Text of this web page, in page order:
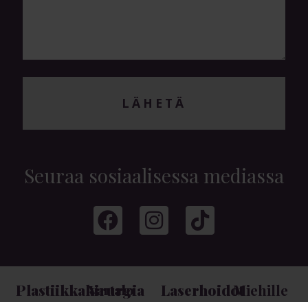
LÄHETÄ
Seuraa sosiaalisessa mediassa
Plastiikkakirurgia
Vartalo LaserhoidotMiehille